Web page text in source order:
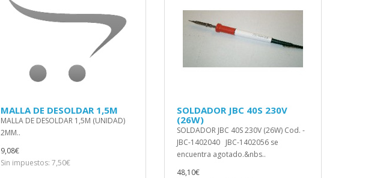
MALLA DE DESOLDAR 1,5M
MALLA DE DESOLDAR 1,5M (UNIDAD)
2MM..
9,08€
Sin impuestos: 7,50€
SOLDADOR JBC 40S 230V
(26W)
SOLDADOR JBC 40S 230V (26W) Cod. -
JBC-1402040 JBC-1402056 se
encuentra agotado.&nbs..
48,10€